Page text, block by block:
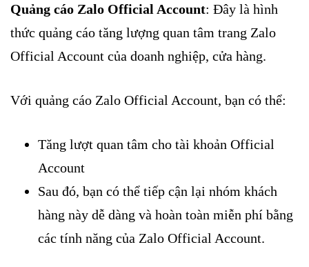
Quảng cáo Zalo Official Account: Đây là hình
thức quảng cáo tăng lượng quan tâm trang Zalo
Official Account của doanh nghiệp, cửa hàng.
Với quảng cáo Zalo Official Account, bạn có thể:
Tăng lượt quan tâm cho tài khoản Official
Account
Sau đó, bạn có thể tiếp cận lại nhóm khách
hàng này dễ dàng và hoàn toàn miễn phí bằng
các tính năng của Zalo Official Account.